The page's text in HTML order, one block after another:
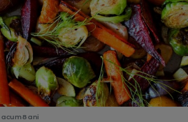
acum 8 ani